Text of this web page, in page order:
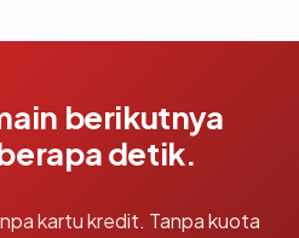
berikutnya
detik.
kartu kredit. Tanpa kuota